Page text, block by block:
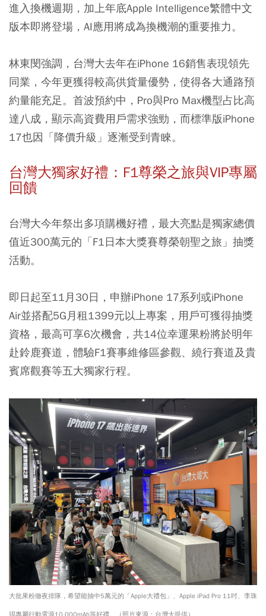
進入換機週期，加上年底Apple Intelligence繁體中文
版本即將登場，AI應用將成為換機潮的重要推力。
林東閔強調，台灣大去年在iPhone 16銷售表現領先
同業，今年更獲得較高供貨量優勢，使得各大通路預
約量能充足。首波預約中，Pro與Pro Max機型占比高
達八成，顯示高資費用戶需求強勁，而標準版iPhone
17也因「降價升級」逐漸受到青睞。
台灣大獨家好禮：F1尊榮之旅與VIP專屬
回饋
台灣大今年祭出多項購機好禮，最大亮點是獨家總價
值近300萬元的「F1日本大獎賽尊榮朝聖之旅」抽獎
活動。
即日起至11月30日，申辦iPhone 17系列或iPhone
Air並搭配5G月租1399元以上專案，用戶可獲得抽獎
資格，最高可享6次機會，共14位幸運果粉將於明年
赴鈴鹿賽道，體驗F1賽事維修區參觀、繞行賽道及貴
賓席觀賽等五大獨家行程。
大批果粉徹夜排隊，希望能抽中5萬元的「Apple大禮包」、Apple iPad Pro 11吋、李珠
珢專屬行動電源10,000mAh等好禮。（照片來源：台灣大提供）